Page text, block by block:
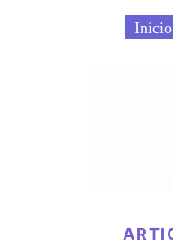
Início